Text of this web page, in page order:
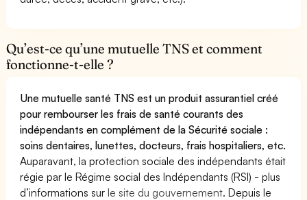
Qu’est-ce qu’une mutuelle TNS et comment
fonctionne-t-elle ?
Une mutuelle santé TNS est un produit assurantiel créé
pour rembourser les frais de santé courants des
indépendants en complément de la Sécurité sociale :
soins dentaires, lunettes, docteurs, frais hospitaliers, etc.
Auparavant, la protection sociale des indépendants était
régie par le Régime social des Indépendants (RSI) - plus
d’informations surle site du gouvernement. Depuis le